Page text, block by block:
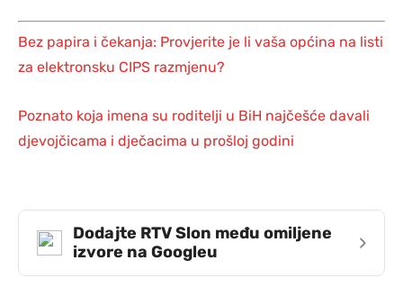
Bez papira i čekanja: Provjerite je li vaša općina na listi
za elektronsku CIPS razmjenu?
Poznato koja imena su roditelji u BiH najčešće davali
djevojčicama i dječacima u prošloj godini
Dodajte RTV Slon među omiljene
izvore na Googleu
›